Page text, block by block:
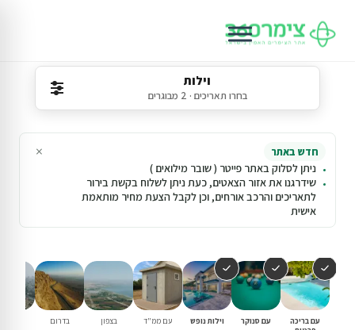
וילות
בחרו תאריכים · 2 מבוגרים
חדש באתר
ניתן לסלוק באתר פייטר ( שובר מילואים )
שידרגנו את אזור הצאטים, כעת ניתן לשלוח בקשת בירור
לתאריכים והרכב אורחים, וכן לקבל הצעת מחיר מותאמת
אישית
×
עם בריכה
עם סנוקר וילות נופש עם ממ"ד בצפון בדרום